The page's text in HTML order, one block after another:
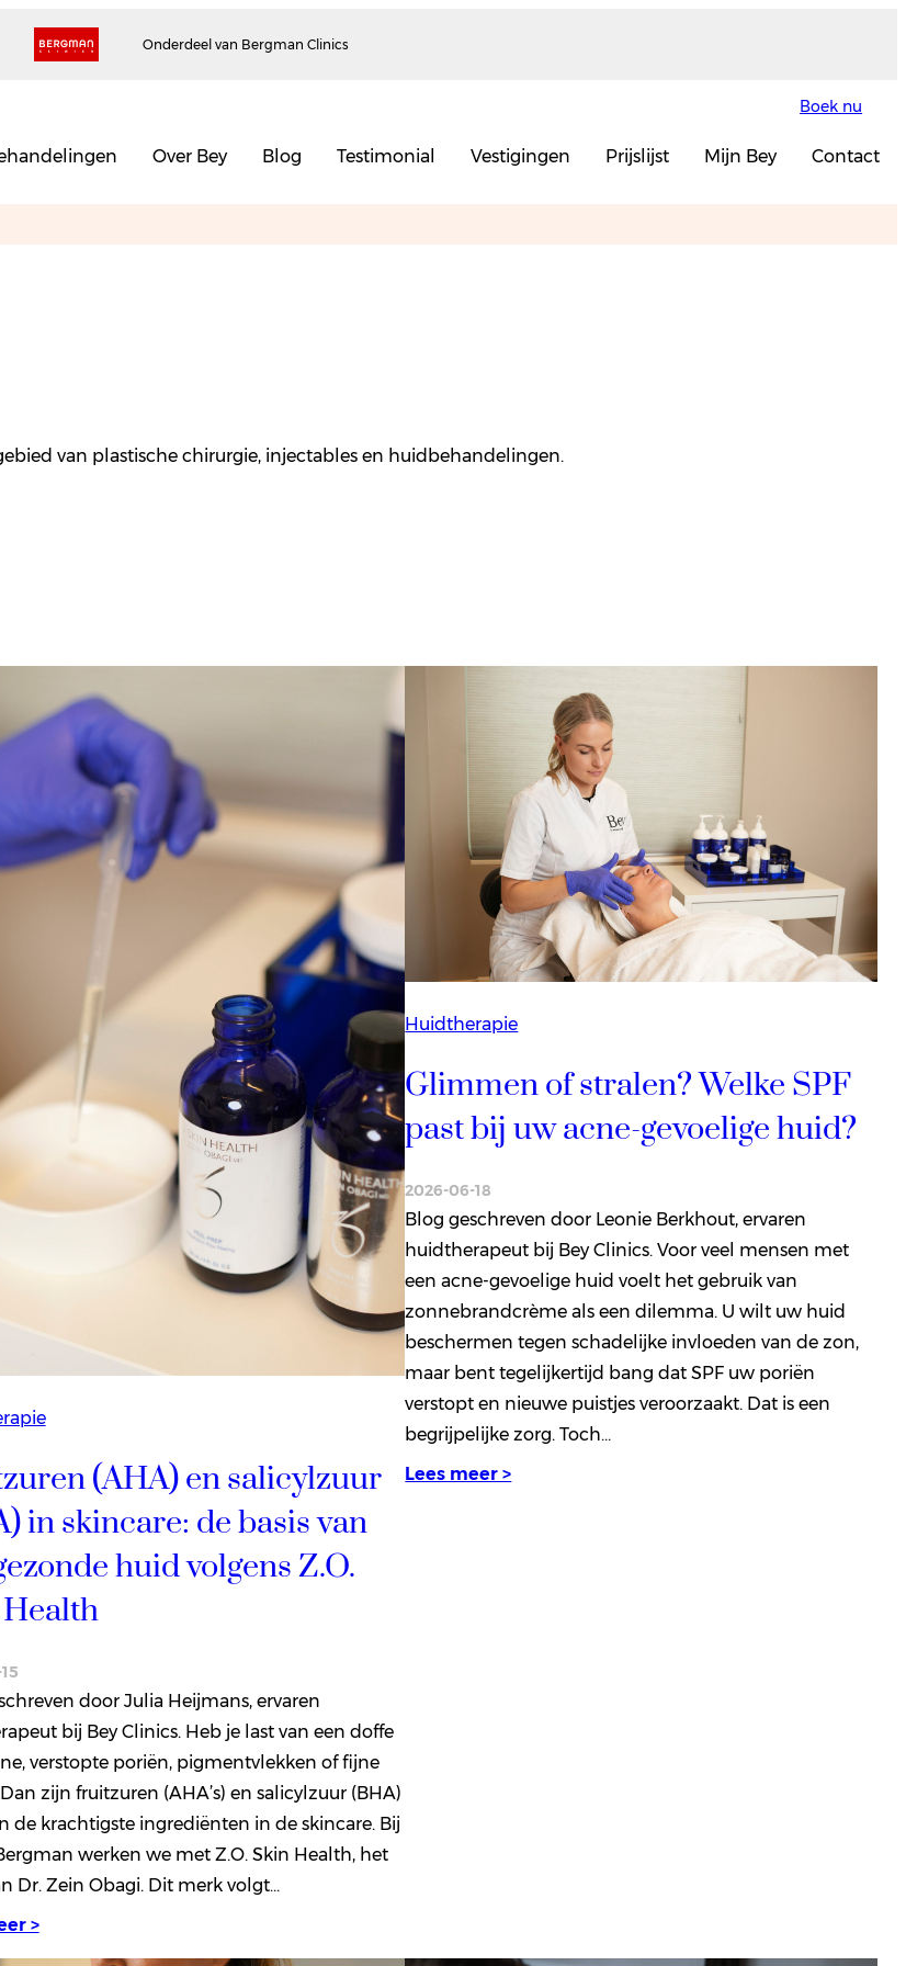
Onderdeel van Bergman Clinics
Boek nu
Over Bey Blog Testimonial Vestigingen Prijslijst Mijn Bey Contact
van plastische chirurgie, injectables en huidbehandelingen.
(AHA) en salicylzuur
in skincare: de basis van
huid volgens Z.O.
door Julia Heijmans, ervaren
bij Bey Clinics. Heb je last van een doffe
verstopte poriën, pigmentvlekken of fijne
Dan zijn fruitzuren (AHA’s) en salicylzuur (BHA)
de krachtigste ingrediënten in de skincare. Bij
werken we met Z.O. Skin Health, het
Dr. Zein Obagi. Dit merk volgt…
>
Huidtherapie
Glimmen of stralen? Welke SPF
past bij uw acne-gevoelige huid?
2026-06-18
Blog geschreven door Leonie Berkhout, ervaren
huidtherapeut bij Bey Clinics. Voor veel mensen met
een acne-gevoelige huid voelt het gebruik van
zonnebrandcrème als een dilemma. U wilt uw huid
beschermen tegen schadelijke invloeden van de zon,
maar bent tegelijkertijd bang dat SPF uw poriën
verstopt en nieuwe puistjes veroorzaakt. Dat is een
begrijpelijke zorg. Toch…
Lees meer >